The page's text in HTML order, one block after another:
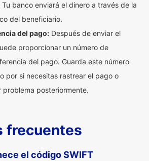
banco enviará el dinero a través de la
del beneficiario.
del pago: Después de enviar el
proporcionar un número de
del pago. Guarda este número
por si necesitas rastrear el pago o
problema posteriormente.
frecuentes
el código SWIFT